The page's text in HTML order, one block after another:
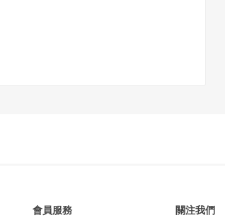
會員服務 關注我們